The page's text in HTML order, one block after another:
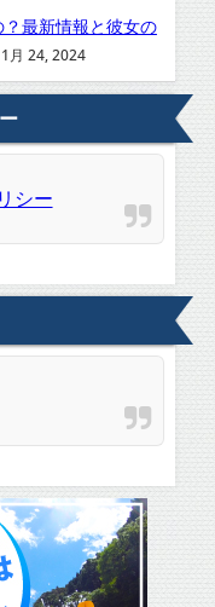
最新情報と彼女の
月 24, 2024
シー